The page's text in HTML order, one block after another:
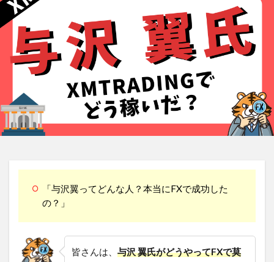
「与沢翼ってどんな人？本当にFXで成功した
の？」
皆さんは、 与沢 翼氏がどうやってFXで莫